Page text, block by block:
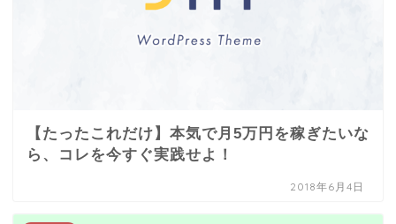
【たったこれだけ】本気で月5万円を稼ぎたいな
ら、コレを今すぐ実践せよ！
2018年6月4日